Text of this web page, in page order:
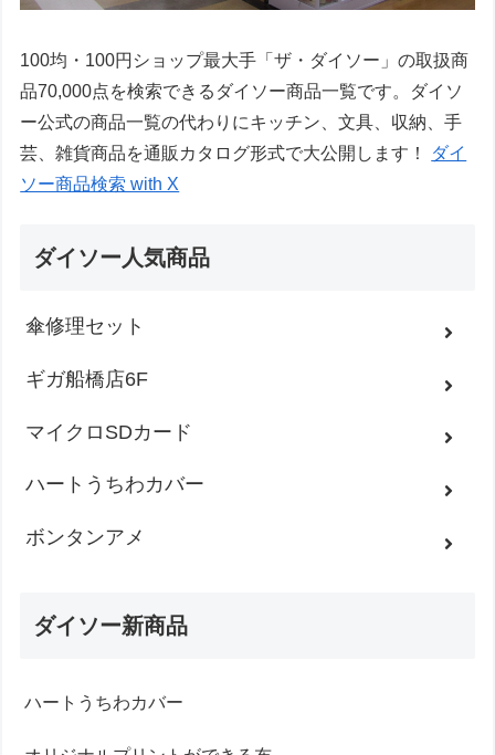
100均・100円ショップ最大手「ザ・ダイソー」の取扱商
品70,000点を検索できるダイソー商品一覧です。ダイソ
ー公式の商品一覧の代わりにキッチン、文具、収納、手
芸、雑貨商品を通販カタログ形式で大公開します！
ダイ
ソー商品検索 with X
ダイソー人気商品
傘修理セット
ギガ船橋店6F
マイクロSDカード
ハートうちわカバー
ボンタンアメ
ダイソー新商品
ハートうちわカバー